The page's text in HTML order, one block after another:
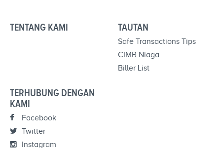
TENTANG KAMI TAUTAN
Safe Transactions Tips
CIMB Niaga
Biller List
TERHUBUNG DENGAN
KAMI
Facebook
Twitter
Instagram